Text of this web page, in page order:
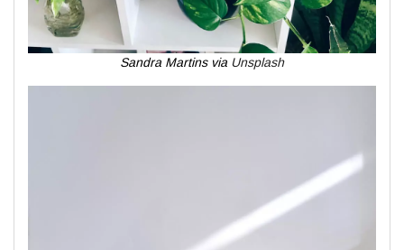
Sandra Martins via Unsplash